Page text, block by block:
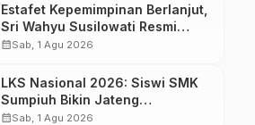
Estafet Kepemimpinan Berlanjut,
Sri Wahyu Susilowati Resmi
Pimpin MTs Ma’arif Sapuran
calendar_monthSab, 1 Agu 2026
‎LKS Nasional 2026: Siswi SMK
Sumpiuh Bikin Jateng
Pertahankan Gelar Juara
calendar_monthSab, 1 Agu 2026